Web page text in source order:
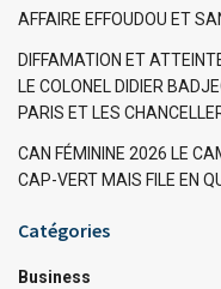
AFFAIRE EFFOUDOU ET
DIFFAMATION ET
LE COLONEL DIDIER
PARIS ET LES
CAN FÉMININE 2026 LE
CAP-VERT MAIS FILE EN
Catégories
Business